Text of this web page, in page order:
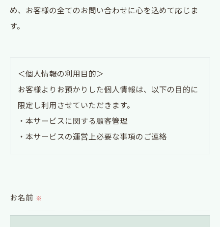
め、お客様の全てのお問い合わせに心を込めて応じま
す。
＜個人情報の利用目的＞
お客様よりお預かりした個人情報は、以下の目的に
限定し利用させていただきます。
・本サービスに関する顧客管理
・本サービスの運営上必要な事項のご連絡
られた場合を除き、
取得した個人情報を第三者に提供することはいたし
お名前 ※